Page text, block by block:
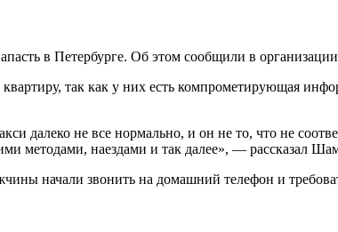
в Петербурге. Об этом сообщили в организации
так как у них есть компрометирующая
далеко не все нормально, и он не то, что не
методами, наездами и так далее», — рассказал
начали звонить на домашний телефон и